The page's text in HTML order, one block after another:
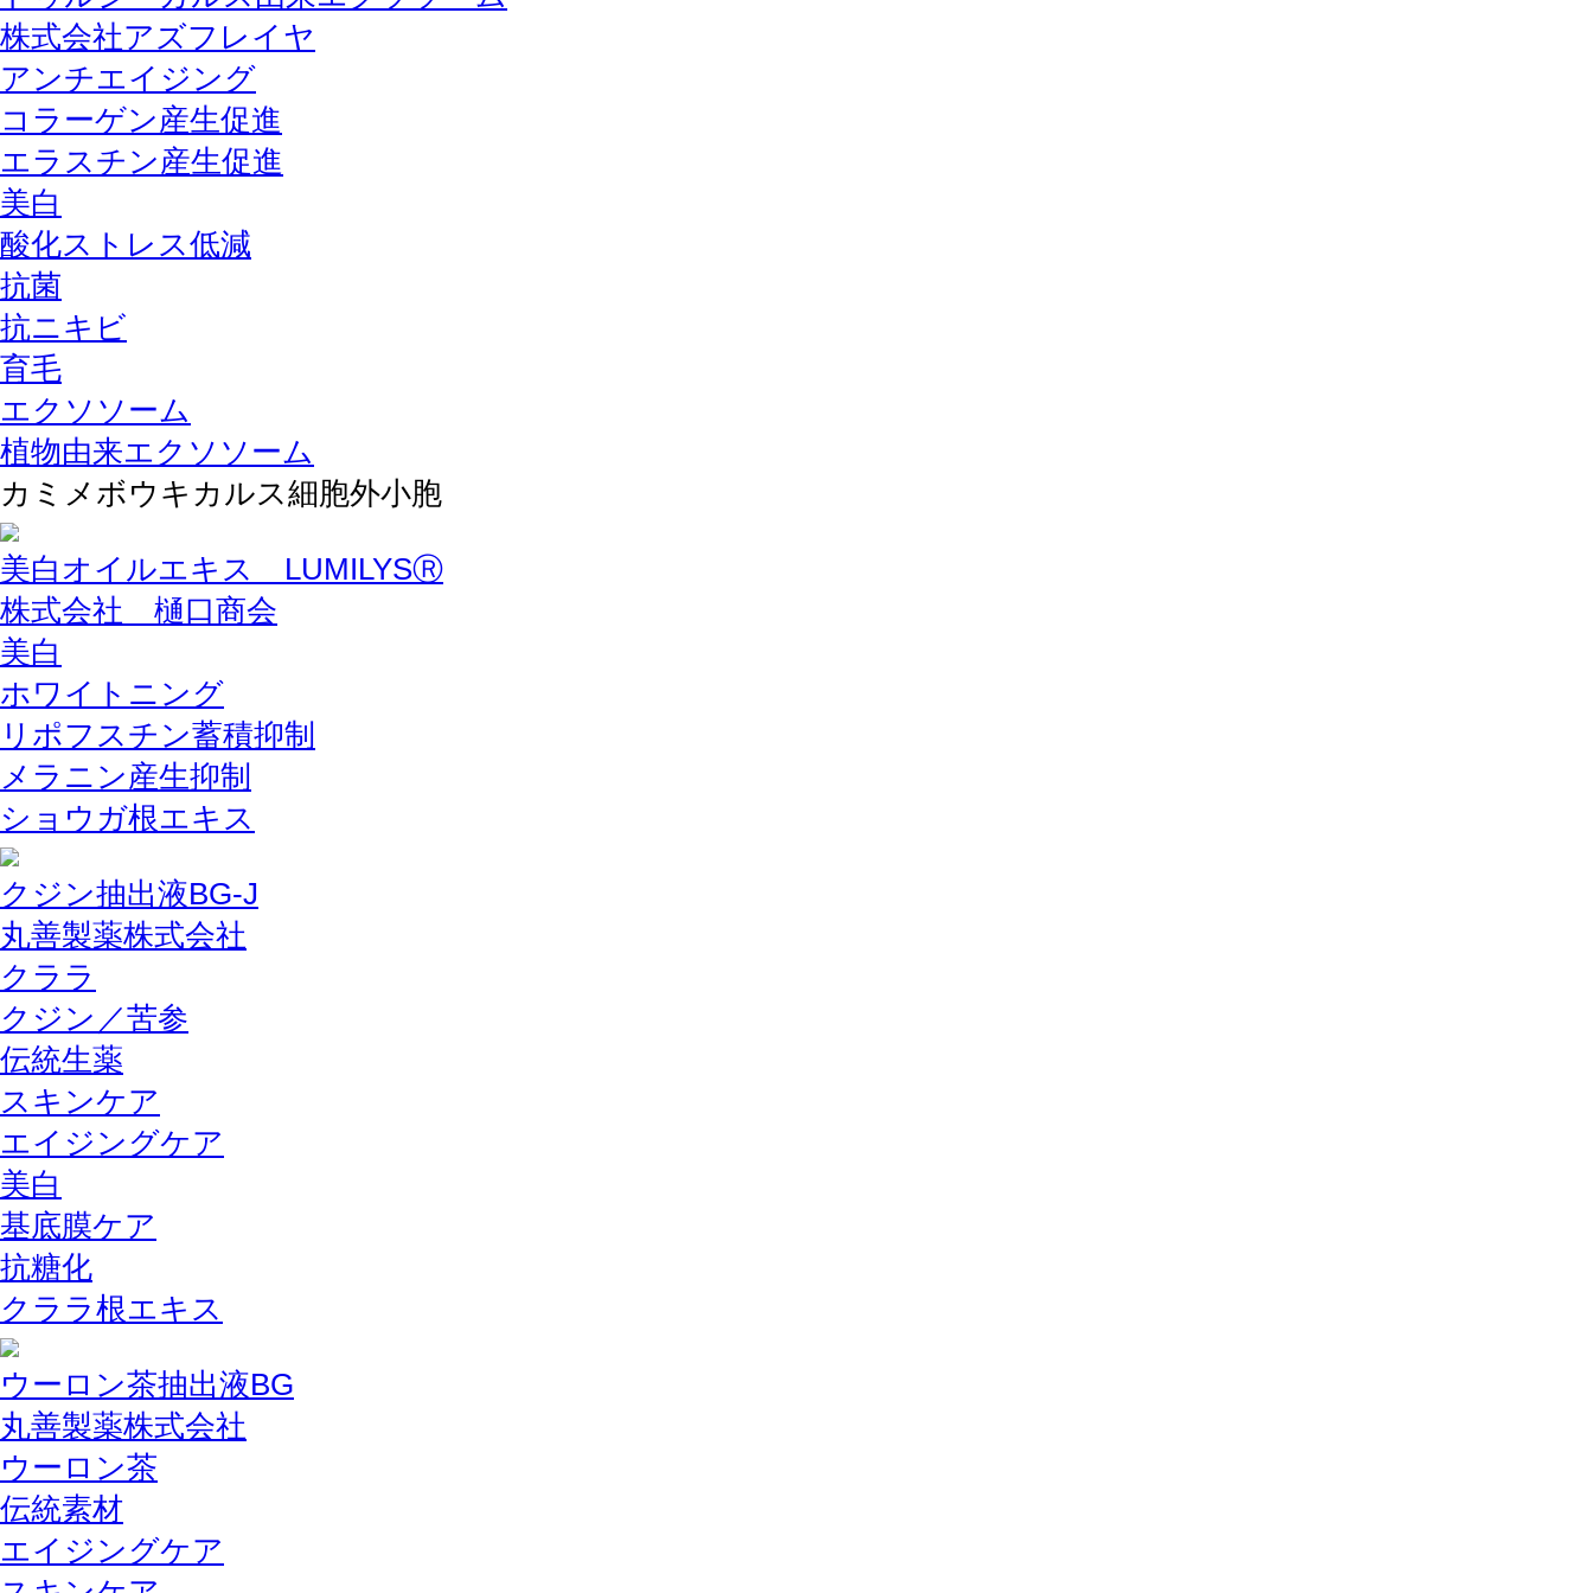
株式会社アズフレイヤ
アンチエイジング
コラーゲン産生促進
エラスチン産生促進
美白
酸化ストレス低減
抗菌
抗ニキビ
育毛
エクソソーム
植物由来エクソソーム
カミメボウキカルス細胞外小胞
美白オイルエキス LUMILYSⓇ
株式会社 樋口商会
美白
ホワイトニング
リポフスチン蓄積抑制
メラニン産生抑制
ショウガ根エキス
クジン抽出液BG-J
丸善製薬株式会社
クララ
クジン／苦参
伝統生薬
スキンケア
エイジングケア
美白
基底膜ケア
抗糖化
クララ根エキス
ウーロン茶抽出液BG
丸善製薬株式会社
ウーロン茶
伝統素材
エイジングケア